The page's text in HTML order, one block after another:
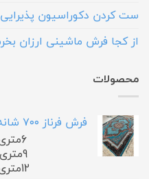
ست کردن دکوراسیون
از کجا فرش ماشینی ارزان
محصولات
فرش فرناز ۷۰۰ شانه آبی (فروش جفتی)
6متری : 12,000,000 تومان
9متری : 17,500,000 تومان
12متری : 22,000,000 تومان